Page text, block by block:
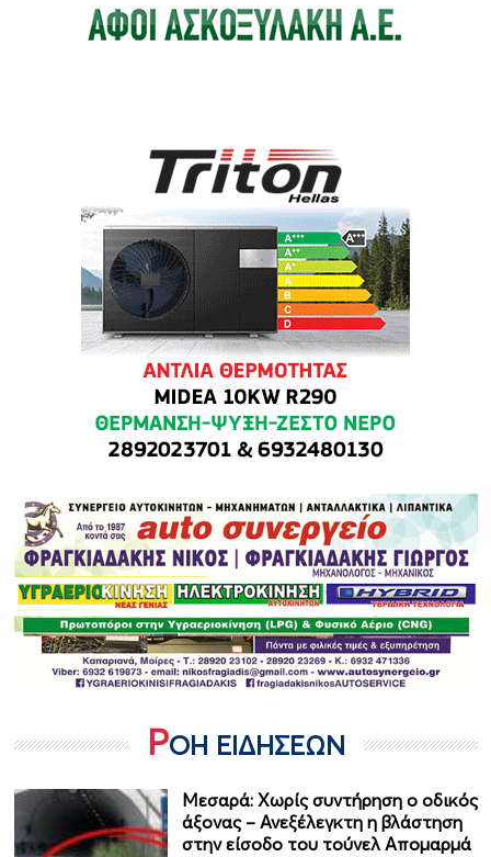
ΡΟΗ ΕΙΔΗΣΕΩΝ
Μεσαρά: Χωρίς συντήρηση ο οδικός
άξονας – Ανεξέλεγκτη η βλάστηση
στην είσοδο του τούνελ Απομαρμά